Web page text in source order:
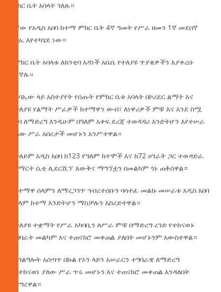
ምክር ቤት አባላት ገለጹ።
3ኛውየአዲስ አበባ ከተማ ምክር ቤት 4ኛ ዓመት የሥራ ዘመን 1ኛ መደበኛ
ጉባኤ እየተካሄደ ነው።
የምክር ቤት አባላቱ ለከንቲባ አዳነች አቤቤ የተለያዩ ጥያቄዎችን እያቀረቡ
ይገኛሉ።
በጉባኤው ላይ አስተያየት የሰጡት የምክር ቤቱ አባላት በኮሪደር ልማት እና
በተለያዩ የልማት ሥራዎች ከተማዋን ውብ፣ ለነዋሪዎች ምቹ እና እንደ ስሟ
አበባ ለማድረግ እንዲሁም በዓለም አቀፍ ደረጃ ተወዳዳሪ እንድትሆን እየተሠራ
ያለው ሥራ አበረታች መሆኑን አንሥተዋል።
በተለይም አዲስ አበባ ከ123 የዓለም ከተሞች እና ከ72 ሀገራት ጋር ተወዳድራ
በስማርት ሲቲ ሊደርሺፕ እውቅና ማግኘቷን በመልካም ጎኑ ጠቅሰዋል።
በከተማዋ ሰላምን ለማረጋገጥ ኅብረተሰቡን ባሳተፈ መልኩ መሠራቱ አዲስ አበባ
የሰላም ከተማ እንድትሆን ማስቻሉን አስረድተዋል።
በተለያዩ ተቋማት የሥራ አካባቢን ለሥራ ምቹ በማድረግ ረገድ የተከናወኑ
ተግባራት መልካም እና ተጠናክሮ መቀጠል ያለበት መሆኑንም አውስተዋል።
በአገልግሎት አሰጣጥ በኩል የኦን ላይን አሠራርን ተግባራዊ ለማድረግ
እየተከናወነ ያለው ሥራ ጥሩ መሆኑን እና ተጠናክሮ መቀጠል እንዳለበት
ተናግረዋል።